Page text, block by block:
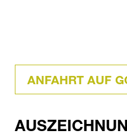
ANFAHRT AUF